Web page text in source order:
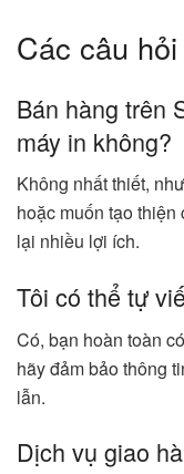
Các câu
Bán hàng trên
máy in không?
Không nhất thiết,
hoặc muốn tạo
lại nhiều lợi ích.
Tôi có thể tự
Có, bạn hoàn toàn
hãy đảm bảo thông
lẫn.
Dịch vụ giao